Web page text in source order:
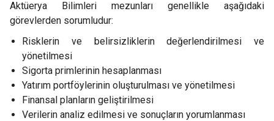
Aktüerya Bilimleri mezunları genellikle aşağıdaki
görevlerden sorumludur:
Risklerin ve belirsizliklerin değerlendirilmesi ve
yönetilmesi
Sigorta primlerinin hesaplanması
Yatırım portföylerinin oluşturulması ve yönetilmesi
Finansal planların geliştirilmesi
Verilerin analiz edilmesi ve sonuçların yorumlanması